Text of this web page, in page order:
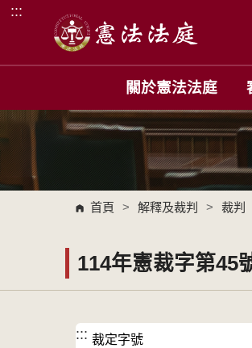
跳到主要內容區塊
:::
關於憲法法庭
首頁 > 解釋及裁判 > 裁判
114年憲裁字第45
::: 裁定字號